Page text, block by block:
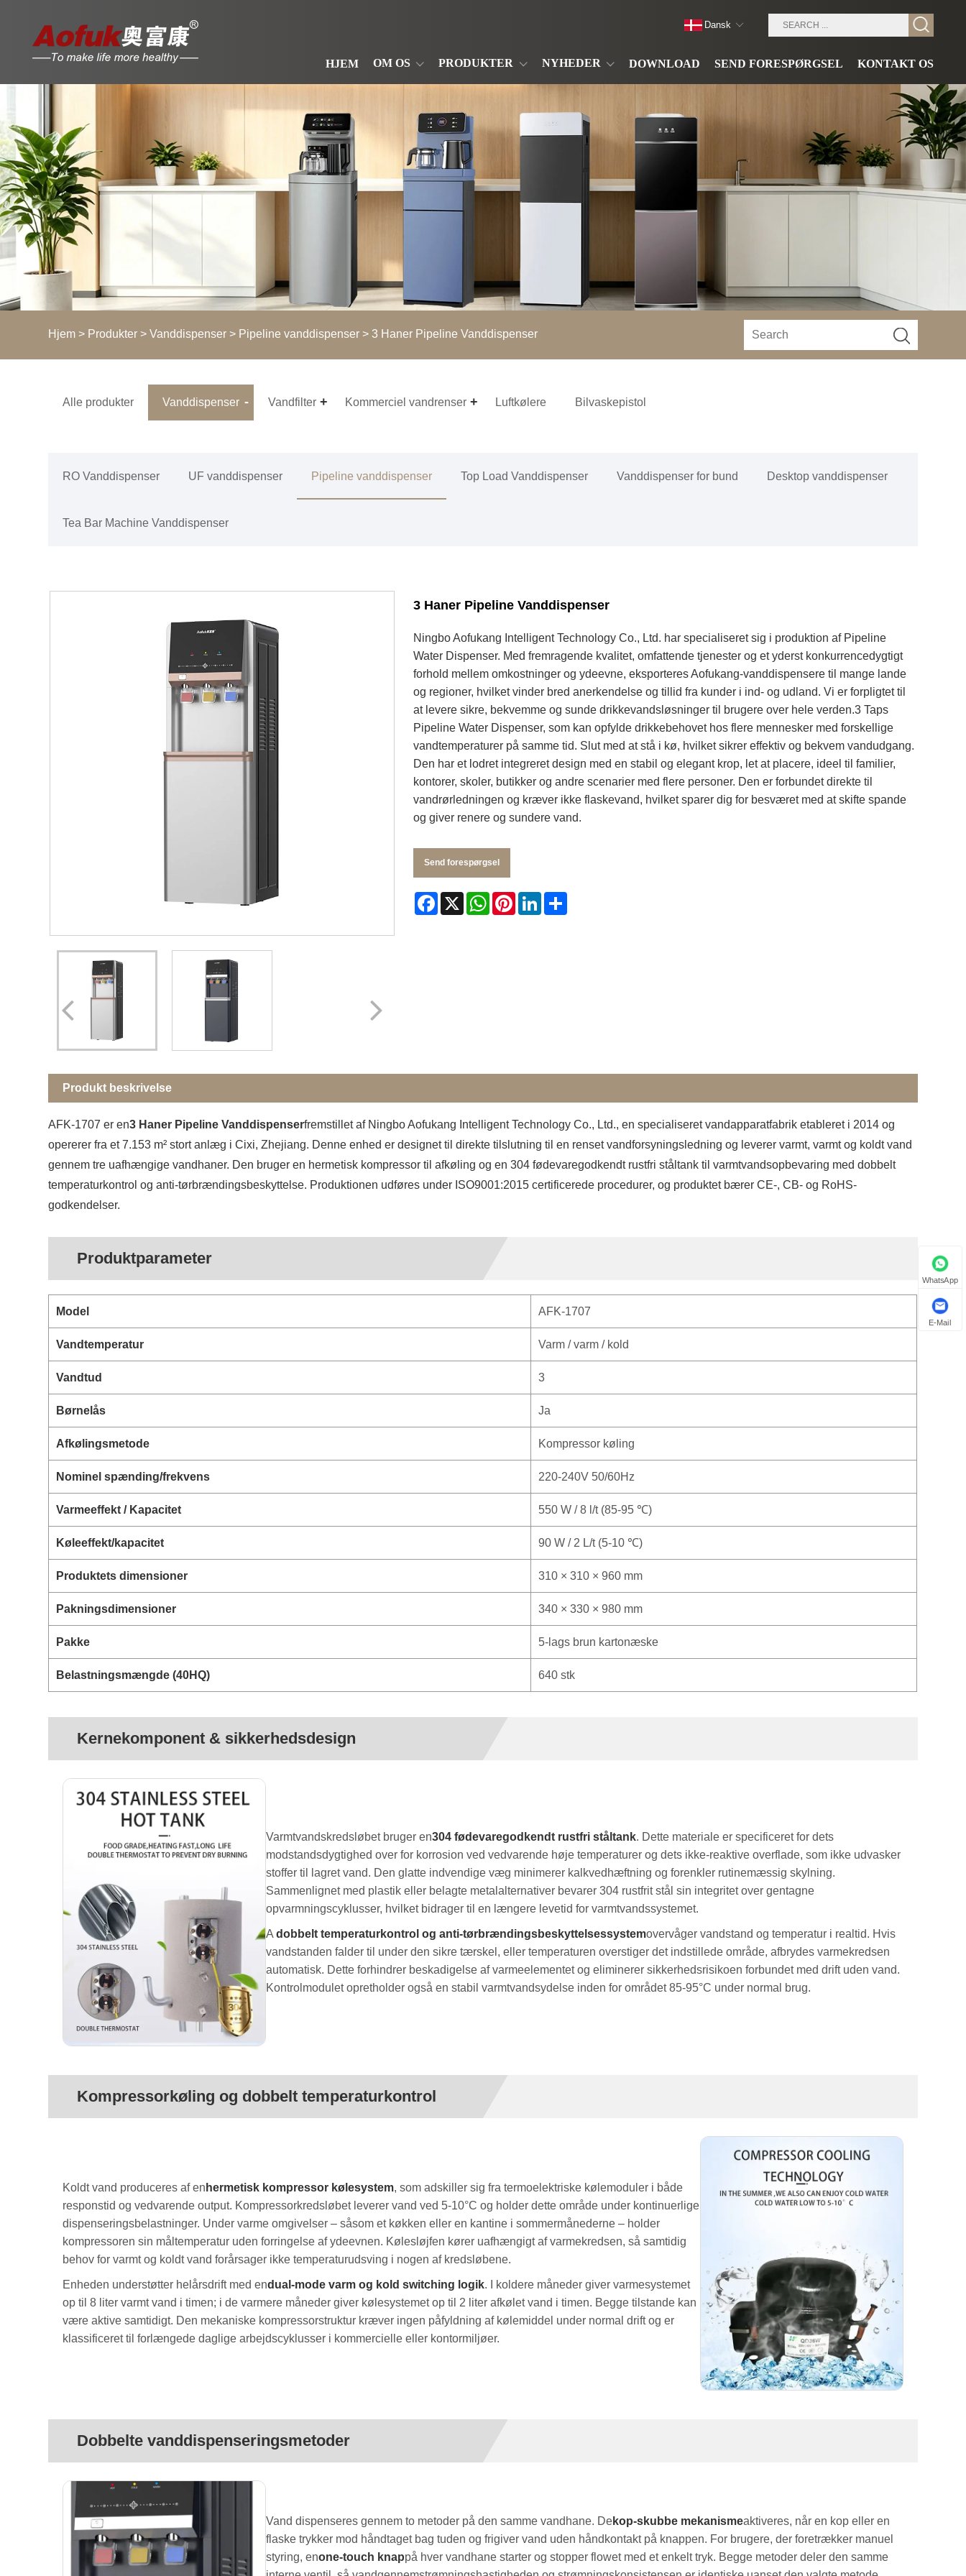
HJEM OM OS PRODUKTER NYHEDER DOWNLOAD SEND FORESPØRGSEL KONTAKT OS
Dansk
Hjem > Produkter >Vanddispenser > Pipeline vanddispenser > 3 Haner Pipeline Vanddispenser
Alle produkter Vanddispenser Vandfilter Kommerciel vandrenser Luftkølere Bilvaskepistol
RO Vanddispenser UF vanddispenser Pipeline vanddispenser Top Load Vanddispenser Vanddispenser for bund Desktop vanddispenser
Tea Bar Machine Vanddispenser
3 Haner Pipeline Vanddispenser
Ningbo Aofukang Intelligent Technology Co., Ltd. har specialiseret sig i produktion af Pipeline
Water Dispenser. Med fremragende kvalitet, omfattende tjenester og et yderst konkurrencedygtigt
forhold mellem omkostninger og ydeevne, eksporteres Aofukang-vanddispensere til mange lande
og regioner, hvilket vinder bred anerkendelse og tillid fra kunder i ind- og udland. Vi er forpligtet til
at levere sikre, bekvemme og sunde drikkevandsløsninger til brugere over hele verden.3 Taps
Pipeline Water Dispenser, som kan opfylde drikkebehovet hos flere mennesker med forskellige
vandtemperaturer på samme tid. Slut med at stå i kø, hvilket sikrer effektiv og bekvem vandudgang.
Den har et lodret integreret design med en stabil og elegant krop, let at placere, ideel til familier,
kontorer, skoler, butikker og andre scenarier med flere personer. Den er forbundet direkte til
vandrørledningen og kræver ikke flaskevand, hvilket sparer dig for besværet med at skifte spande
og giver renere og sundere vand.
Send forespørgsel
Facebook
X WhatsApp
PinterestLinkedIn
Produkt beskrivelse
AFK-1707 er en3 Haner Pipeline Vanddispenserfremstillet af Ningbo Aofukang Intelligent Technology Co., Ltd., en specialiseret vandapparatfabrik etableret i 2014 og
opererer fra et 7.153 m² stort anlæg i Cixi, Zhejiang. Denne enhed er designet til direkte tilslutning til en renset vandforsyningsledning og leverer varmt, varmt og koldt vand
gennem tre uafhængige vandhaner. Den bruger en hermetisk kompressor til afkøling og en 304 fødevaregodkendt rustfri ståltank til varmtvandsopbevaring med dobbelt
temperaturkontrol og anti-tørbrændingsbeskyttelse. Produktionen udføres under ISO9001:2015 certificerede procedurer, og produktet bærer CE-, CB- og RoHS-
godkendelser.
Produktparameter
Model AFK-1707
Vandtemperatur Varm / varm / kold
Vandtud 3
Børnelås Ja
Afkølingsmetode Kompressor køling
Nominel spænding/frekvens 220-240V 50/60Hz
Varmeeffekt / Kapacitet 550 W / 8 l/t (85-95 ℃)
Køleeffekt/kapacitet 90 W / 2 L/t (5-10 ℃)
Produktets dimensioner 310 × 310 × 960 mm
Pakningsdimensioner 340 × 330 × 980 mm
Pakke 5-lags brun kartonæske
Belastningsmængde (40HQ) 640 stk
Kernekomponent & sikkerhedsdesign
Varmtvandskredsløbet bruger en304 fødevaregodkendt rustfri ståltank. Dette materiale er specificeret for dets
modstandsdygtighed over for korrosion ved vedvarende høje temperaturer og dets ikke-reaktive overflade, som ikke udvasker
stoffer til lagret vand. Den glatte indvendige væg minimerer kalkvedhæftning og forenkler rutinemæssig skylning.
Sammenlignet med plastik eller belagte metalalternativer bevarer 304 rustfrit stål sin integritet over gentagne
opvarmningscyklusser, hvilket bidrager til en længere levetid for varmtvandssystemet.
A dobbelt temperaturkontrol og anti-tørbrændingsbeskyttelsessystemovervåger vandstand og temperatur i realtid. Hvis
vandstanden falder til under den sikre tærskel, eller temperaturen overstiger det indstillede område, afbrydes varmekredsen
automatisk. Dette forhindrer beskadigelse af varmeelementet og eliminerer sikkerhedsrisikoen forbundet med drift uden vand.
Kontrolmodulet opretholder også en stabil varmtvandsydelse inden for området 85-95°C under normal brug.
Kompressorkøling og dobbelt temperaturkontrol
Koldt vand produceres af en hermetisk kompressor kølesystem, som adskiller sig fra termoelektriske kølemoduler i både
responstid og vedvarende output. Kompressorkredsløbet leverer vand ved 5-10°C og holder dette område under kontinuerlige
dispenseringsbelastninger. Under varme omgivelser – såsom et køkken eller en kantine i sommermånederne – holder
kompressoren sin måltemperatur uden forringelse af ydeevnen. Kølesløjfen kører uafhængigt af varmekredsen, så samtidig
behov for varmt og koldt vand forårsager ikke temperaturudsving i nogen af ​​kredsløbene.
Enheden understøtter helårsdrift med endual-mode varm og kold switching logik. I koldere måneder giver varmesystemet
op til 8 liter varmt vand i timen; i de varmere måneder giver kølesystemet op til 2 liter afkølet vand i timen. Begge tilstande kan
være aktive samtidigt. Den mekaniske kompressorstruktur kræver ingen påfyldning af kølemiddel under normal drift og er
klassificeret til forlængede daglige arbejdscyklusser i kommercielle eller kontormiljøer.
Dobbelte vanddispenseringsmetoder
Vand dispenseres gennem to metoder på den samme vandhane. Dekop-skubbe mekanismeaktiveres, når en kop eller en
flaske trykker mod håndtaget bag tuden og frigiver vand uden håndkontakt på knappen. For brugere, der foretrækker manuel
styring, enone-touch knappå hver vandhane starter og stopper flowet med et enkelt tryk. Begge metoder deler den samme
WhatsApp
E-Mail